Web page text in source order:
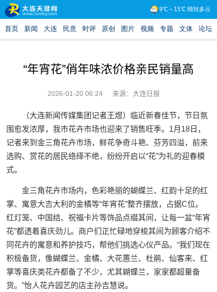
“年宵花”俏年味浓价格亲民销量高
2026-01-20 06:24 来源：大连日报
（大连新闻传媒集团记者王煜）临近新春佳节，节日氛
围愈发浓厚，我市花卉市场也迎来了销售旺季。1月18日，
记者来到金三角花卉市场，鲜花争奇斗艳、芬芳四溢，前来
选购、赏花的居民络绎不绝，纷纷开启以“花”为礼的迎春模
式。
金三角花卉市场内，色彩艳丽的蝴蝶兰、红韵十足的红
掌、寓意大吉大利的金橘等“年宵花”整齐摆放，占据C位。
红灯笼、中国结、祝福卡片等饰品点缀其间，让每一盆“年宵
花”都透着喜庆劲儿。商户们正忙碌地穿梭其间为顾客介绍不
同花卉的寓意和养护技巧，帮他们挑选心仪产品。“我们现在
积极备货，像蝴蝶兰、金橘、大花蕙兰、杜鹃、仙客来、红
掌等喜庆类花卉都备了不少，尤其蝴蝶兰，家家都超量备
货。”怡人花卉园艺的店主孙吉慧说。